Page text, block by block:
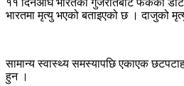
११ दिनअघि भारतको गुजरातबाट फर्केका
भारतमा मृत्यु भएको बताइएको छ । दाजुको
सामान्य स्वास्थ्य समस्यापछि एकाएक
हुन ।